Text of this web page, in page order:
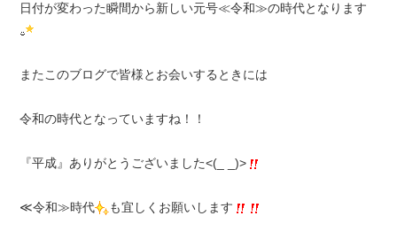
日付が変わった瞬間から新しい元号≪令和≫の時代となります
またこのブログで皆様とお会いするときには
令和の時代となっていますね！！
『平成』ありがとうございました<(_ _)>
≪令和≫時代 も宜しくお願いします